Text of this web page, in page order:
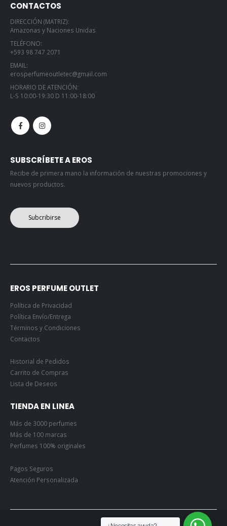
CONTACTOS
DIRECCIÓN (MATRIZ):
Amazonas y Naciones Unidas
TELÉFONO:
+593 98 747 2071
EMAIL:
erosperfumeoutletec@gmail.com
HORARIO DE ATENCIÓN:
L-S 10:00-19:30 D 11:00-18:00
SUBSCRÍBETE A EROS
Recibe de primera mano la información de nuestras promociones y
nuevos productos.
Subcribirse
EROS PERFUME OUTLET
Política de Privacidad
Política Envío/Entrega
Términos y Condiciones
Contactos
Historial de Pedidos
Carrito de Compras
Lista de Deseos
TIENDA EN LINEA
Más de 3000 perfumes
Más de 100 marcas
Perfumes 100% originales
Pagos Seguros
Atención Personalizada